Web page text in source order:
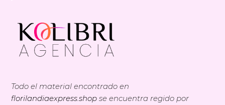
Todo el material encontrado en
florilandiaexpress.shopse encuentra regido por